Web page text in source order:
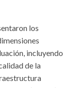
los
incluyendo
de la